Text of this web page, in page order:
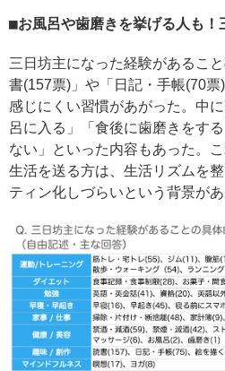
お風呂や歯磨きを挙げる人も
三日坊主になった経験があるこ
書(157票)」や「日記・手帳(70
感じにくい習慣があがった。中
呂に入る」「食後に歯磨きをす
ない」といった内容もあった。
生活を送る方は、生活リズムを
ティン化しづらいという背景があ